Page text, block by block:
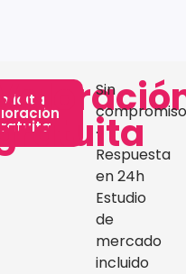
Sin
·
Respuesta
en 24h
Estudio
de
mercado
incluido